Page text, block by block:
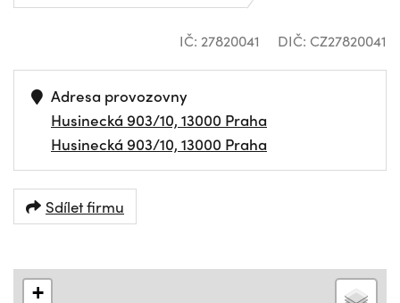
IČ: 27820041 DIČ: CZ27820041
Adresa provozovny
Husinecká 903/10, 13000 Praha
Husinecká 903/10, 13000 Praha
Sdílet firmu
+